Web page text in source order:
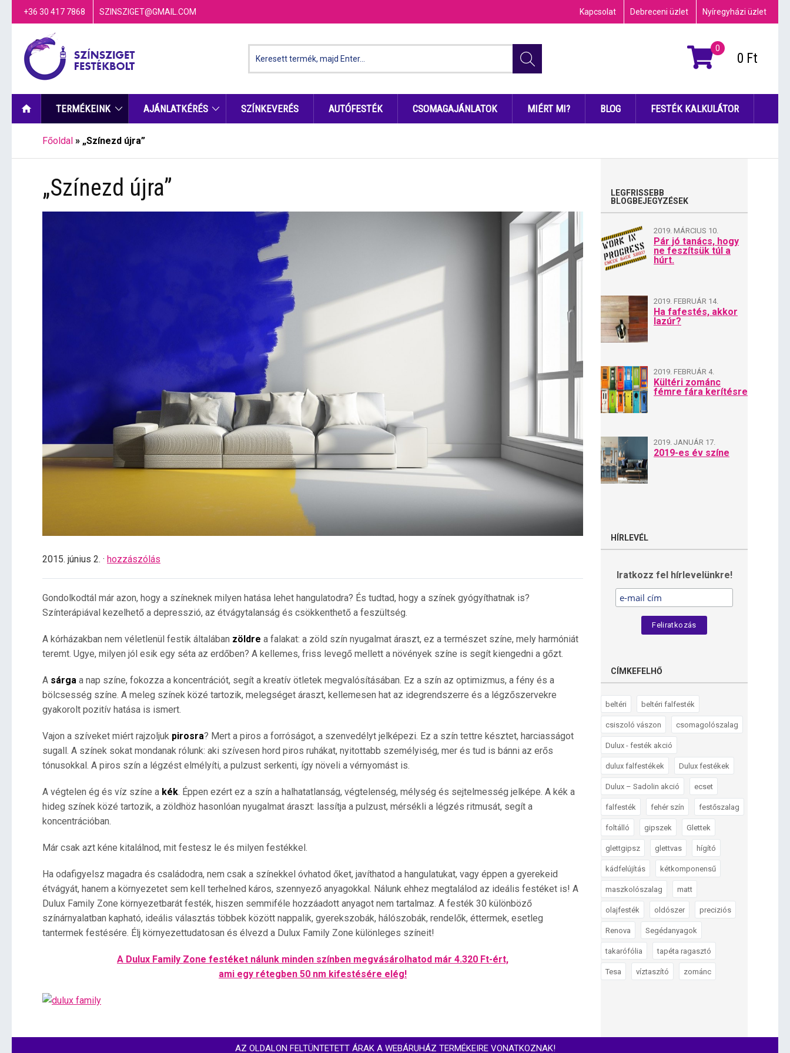
+36 30 417 7868 SZINSZIGET@GMAIL.COM Kapcsolat Debreceni üzlet Nyíregyházi üzlet
0
0 Ft
TERMÉKEINK AJÁNLATKÉRÉS SZÍNKEVERÉS AUTÓFESTÉK CSOMAGAJÁNLATOK MIÉRT MI? BLOG FESTÉK KALKULÁTOR
Főoldal » „Színezd újra”
„Színezd újra”
2015. június 2. · hozzászólás
Gondolkodtál már azon, hogy a színeknek milyen hatása lehet hangulatodra? És tudtad, hogy a színek gyógyíthatnak is?
Színterápiával kezelhető a depresszió, az étvágytalanság és csökkenthető a feszültség.
A kórházakban nem véletlenül festik általában zöldre a falakat: a zöld szín nyugalmat áraszt, ez a természet színe, mely harmóniát
teremt. Ugye, milyen jól esik egy séta az erdőben? A kellemes, friss levegő mellett a növények színe is segít kiengedni a gőzt.
A sárga a nap színe, fokozza a koncentrációt, segít a kreatív ötletek megvalósításában. Ez a szín az optimizmus, a fény és a
bölcsesség színe. A meleg színek közé tartozik, melegséget áraszt, kellemesen hat az idegrendszerre és a légzőszervekre
gyakorolt pozitív hatása is ismert.
Vajon a szíveket miért rajzoljuk pirosra? Mert a piros a forróságot, a szenvedélyt jelképezi. Ez a szín tettre késztet, harciasságot
sugall. A színek sokat mondanak rólunk: aki szívesen hord piros ruhákat, nyitottabb személyiség, mer és tud is bánni az erős
tónusokkal. A piros szín a légzést elmélyíti, a pulzust serkenti, így növeli a vérnyomást is.
A végtelen ég és víz színe a kék. Éppen ezért ez a szín a halhatatlanság, végtelenség, mélység és sejtelmesség jelképe. A kék a
hideg színek közé tartozik, a zöldhöz hasonlóan nyugalmat áraszt: lassítja a pulzust, mérsékli a légzés ritmusát, segít a
koncentrációban.
Már csak azt kéne kitalálnod, mit festesz le és milyen festékkel.
Ha odafigyelsz magadra és családodra, nem csak a színekkel óvhatod őket, javíthatod a hangulatukat, vagy éppen a gyerekeid
étvágyát, hanem a környezetet sem kell terhelned káros, szennyező anyagokkal. Nálunk ehhez megtalálod az ideális festéket is! A
Dulux Family Zone környezetbarát festék, hiszen semmiféle hozzáadott anyagot nem tartalmaz. A festék 30 különböző
színárnyalatban kapható, ideális választás többek között nappalik, gyerekszobák, hálószobák, rendelők, éttermek, esetleg
tantermek festésére. Élj környezettudatosan és élvezd a Dulux Family Zone különleges színeit!
A Dulux Family Zone festéket nálunk minden színben megvásárolhatod már 4.320 Ft-ért,
ami egy rétegben 50 nm kifestésére elég!
LEGFRISSEBB
BLOGBEJEGYZÉSEK
2019. MÁRCIUS 10.
Pár jó tanács, hogy
ne feszítsük túl a
húrt.
2019. FEBRUÁR 14.
Ha fafestés, akkor
lazúr?
2019. FEBRUÁR 4.
Kültéri zománc
fémre fára kerítésre
2019. JANUÁR 17.
2019-es év színe
HÍRLEVÉL
Iratkozz fel hírlevelünkre!
CÍMKEFELHŐ
beltéri beltéri falfesték
csiszoló vászon csomagolószalag
Dulux - festék akció
dulux falfestékek Dulux festékek
Dulux – Sadolin akció ecset
falfesték fehér szín festőszalag
foltálló gipszek Glettek
glettgipsz glettvas hígító
kádfelújítás kétkomponensű
maszkolószalag matt
olajfesték oldószer preciziós
Renova Segédanyagok
takarófólia tapéta ragasztó
Tesa víztaszító zománc
AZ OLDALON FELTÜNTETETT ÁRAK A WEBÁRUHÁZ TERMÉKEIRE VONATKOZNAK!